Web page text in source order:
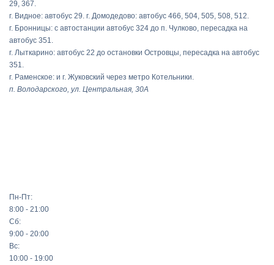
29, 367.
г. Видное: автобус 29. г. Домодедово: автобус 466, 504, 505, 508, 512.
г. Бронницы: с автостанции автобус 324 до п. Чулково, пересадка на
автобус 351.
г. Лыткарино: автобус 22 до остановки Островцы, пересадка на автобус
351.
г. Раменское: и г. Жуковский через метро Котельники.
п. Володарского, ул. Центральная, 30А
Пн-Пт:
8:00 - 21:00
Сб:
9:00 - 20:00
Вс:
10:00 - 19:00